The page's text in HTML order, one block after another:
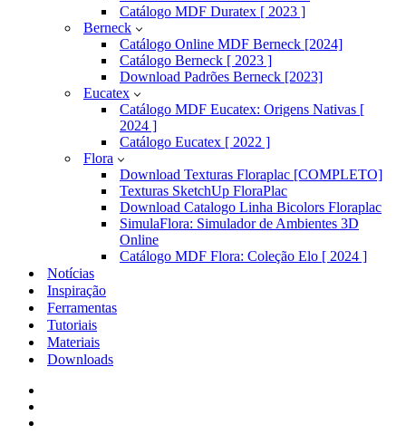
Catálogo MDF Duratex [ 2023 ]
Berneck
Catálogo Online MDF Berneck [2024]
Catálogo Berneck [ 2023 ]
Download Padrões Berneck [2023]
Eucatex
Catálogo MDF Eucatex: Origens Nativas [
2024 ]
Catálogo Eucatex [ 2022 ]
Flora
Download Texturas Floraplac [COMPLETO]
Texturas SketchUp FloraPlac
Download Catalogo Linha Bicolors Floraplac
SimulaFlora: Simulador de Ambientes 3D
Online
Catálogo MDF Flora: Coleção Elo [ 2024 ]
Notícias
Inspiração
Ferramentas
Tutoriais
Materiais
Downloads